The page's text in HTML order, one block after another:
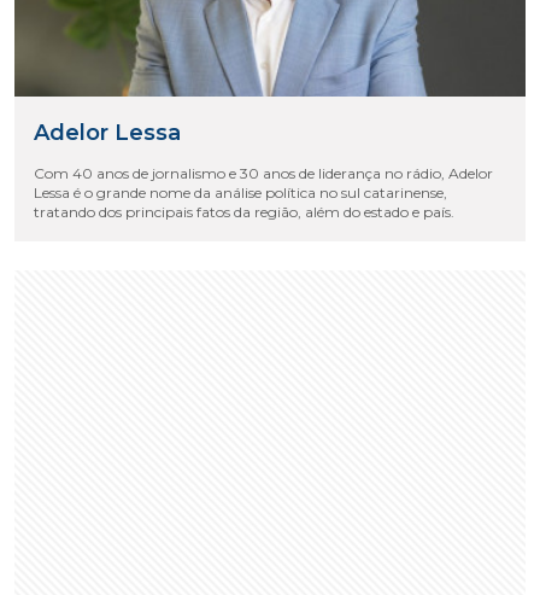
Adelor Lessa
Com 40 anos de jornalismo e 30 anos de liderança no rádio, Adelor
Lessa é o grande nome da análise política no sul catarinense,
tratando dos principais fatos da região, além do estado e país.